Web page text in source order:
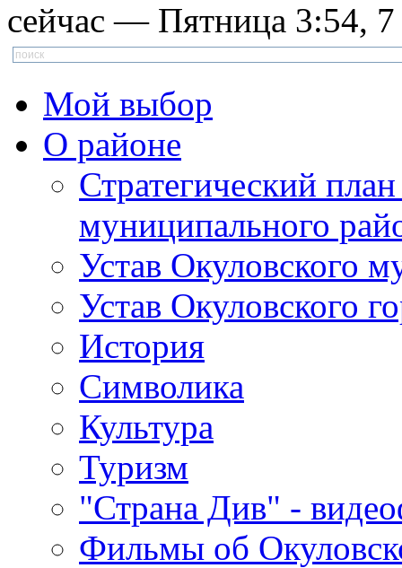
сейчас — Пятница 3:54, 7
Мой выбор
О районе
Стратегический
муниципального
Устав Окуловского
Устав Окуловского
История
Символика
Культура
Туризм
"Страна Див" -
Фильмы об